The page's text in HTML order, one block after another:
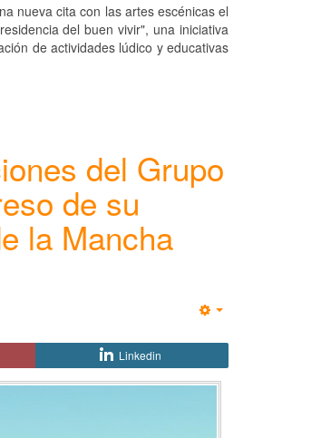
nueva cita con las artes escénicas el
del buen vivir", una iniciativa
de actividades lúdico y educativas
del Grupo
de su
la Mancha
Linkedin